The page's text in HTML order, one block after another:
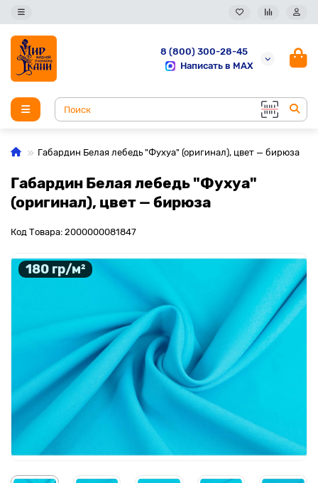
8 (800) 300-28-45
Написать в MAX
Габардин Белая лебедь "Фухуа" (оригинал), цвет — бирюза
Габардин Белая лебедь "Фухуа"
(оригинал), цвет — бирюза
Код Товара: 2000000081847
180 гр/м²